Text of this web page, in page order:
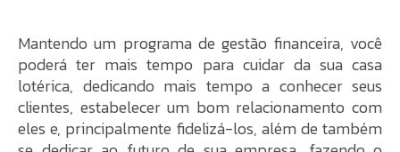
Mantendo um programa de gestão financeira, você
poderá ter mais tempo para cuidar da sua casa
lotérica, dedicando mais tempo a conhecer seus
clientes, estabelecer um bom relacionamento com
eles e, principalmente fidelizá-los, além de também